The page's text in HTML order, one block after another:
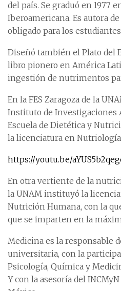
del país. Se graduó en 1977
Iberoamericana. Es autora
obligado para los
Diseñó también el Plato del
libro pionero en América
ingestión de nutrimentos
En la FES Zaragoza de la
Instituto de Investigaciones
Escuela de Dietética y
la licenciatura en
https://youtu.be/
En otra vertiente de la
la UNAM instituyó la
Nutrición Humana, con la
que se imparten en la
Medicina es la responsable
universitaria, con la
Psicología, Química y
Y con la asesoría del